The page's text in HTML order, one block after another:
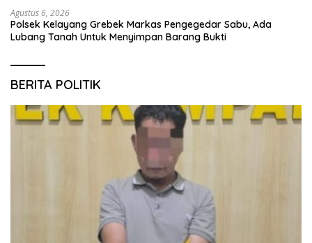
Agustus 6, 2026
Polsek Kelayang Grebek Markas Pengegedar Sabu, Ada
Lubang Tanah Untuk Menyimpan Barang Bukti
BERITA POLITIK